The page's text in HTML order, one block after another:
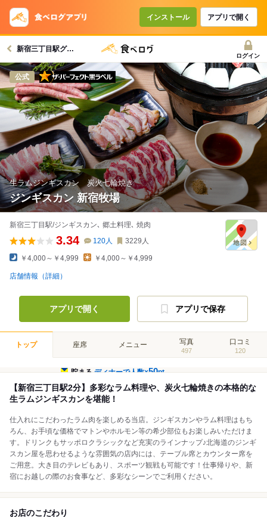
インストール アプリで開く
新宿三丁目駅グルメへ
ログイン
公式 ザ・パーフェクト黒ラベル
生ラムジンギスカン 炭火七輪焼き
ジンギスカン 新宿牧場
新宿三丁目駅/ジンギスカン､ 郷土料理､ 焼肉
3.34 120人 3229 人
￥4,000～￥4,999 ￥4,000～￥4,999
店舗情報（詳細）
アプリで開く アプリで保存
トップ 座席 メニュー 写真
497
口コミ
120
貯まるディナーで人数×50pt
【新宿三丁目駅2分】多彩なラム料理や、炭火七輪焼きの本格的な
生ラムジンギスカンを堪能！
仕入れにこだわったラム肉を楽しめる当店。ジンギスカンやラム料理はもち
ろん、お手頃な価格でマトンやホルモン等の希少部位もお楽しみいただけま
す。ドリンクもサッポロクラシックなど充実のラインナップ♪北海道のジンギ
スカン屋を思わせるような雰囲気の店内には、テーブル席とカウンター席を
ご用意。大き目のテレビもあり、スポーツ観戦も可能です！仕事帰りや、新
宿にお越しの際のお食事など、多彩なシーンでご利用ください。
お店のこだわり